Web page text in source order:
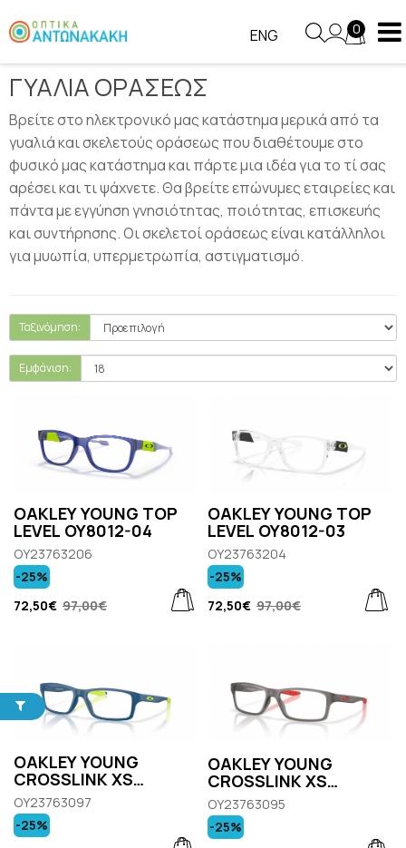
ENG 0
ΓΥΑΛΙΑ ΟΡΑΣΕΩΣ
ΓΥΑΛΙΑ ΟΡΑΣΕΩΣ
Βρείτε στο ηλεκτρονικό μας κατάστημα μερικά από τα
γυαλιά και σκελετούς οράσεως που διαθέτουμε στο
φυσικό μας κατάστημα και πάρτε μια ιδέα για το τί σας
αρέσει και τι ψάχνετε. Θα βρείτε επώνυμες εταιρείες και
πάντα με εγγύηση γνησιότητας, ποιότητας, επισκευής
και συντήρησης. Οι σκελετοί οράσεως είναι κατάλληλοι
για μυωπία, υπερμετρωπία, αστιγματισμό.
Ταξινόμηση:
Εμφάνιση:
OAKLEY YOUNG TOP
LEVEL OY8012-04
OY23763206
72,50€ 97,00€
-25%
OAKLEY YOUNG TOP
LEVEL OY8012-03
OY23763204
72,50€ 97,00€
-25%
OAKLEY YOUNG
CROSSLINK XS
OY8002-04
OY23763097
-25%
OAKLEY YOUNG
CROSSLINK XS
OY8002-03
OY23763095
-25%